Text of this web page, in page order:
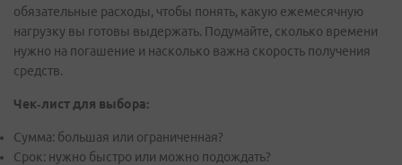
обязательные расходы, чтобы понять, какую ежемесячную
нагрузку вы готовы выдержать. Подумайте, сколько времени
нужно на погашение и насколько важна скорость получения
средств.
Чек‑лист для выбора:
Сумма: большая или ограниченная?
Срок: нужно быстро или можно подождать?